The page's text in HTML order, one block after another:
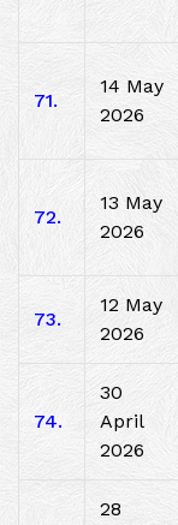
71.
14 May
2026
72.
13 May
2026
73.
12 May
2026
74.
30
April
2026
28